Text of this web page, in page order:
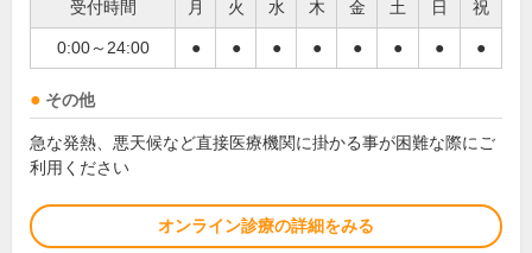
受付時間 月 火 水 木 金 土 日 祝
0:00～24:00 ● ● ● ● ● ● ● ●
その他
急な発熱、悪天候など直接医療機関に掛かる事が困難な際にご
利用ください
オンライン診療の詳細をみる